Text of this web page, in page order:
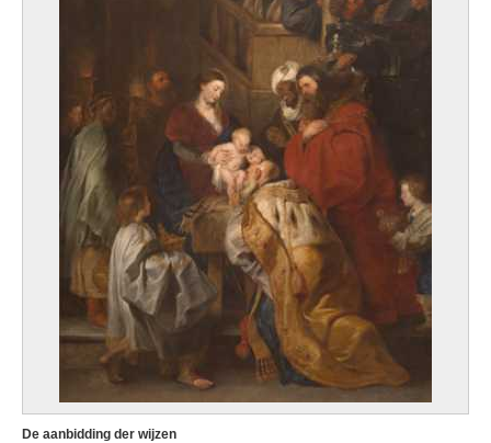
De aanbidding der wijzen